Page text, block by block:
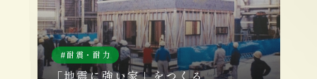
耐震・耐力
「地震に強い家」をつくる